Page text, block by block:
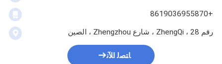
+8619036955870
رقم 28 ، ZhengQi ، شارع Zhengzhou ، الصين
ﺎﺘﺼﻟ ﺍﻶﻧ